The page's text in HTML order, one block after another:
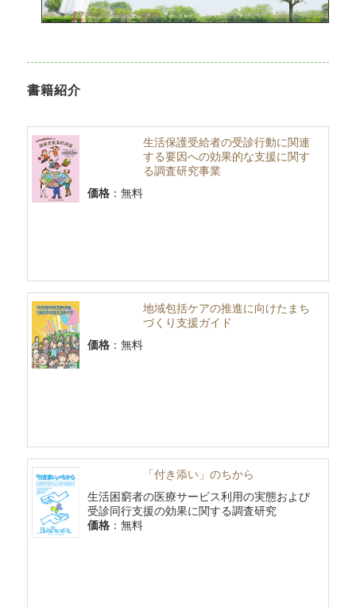
書籍紹介
生活保護受給者の受診行動に関連
する要因への効果的な支援に関す
る調査研究事業
価格 ：無料
地域包括ケアの推進に向けたまち
づくり支援ガイド
価格 ：無料
「付き添い」のちから
生活困窮者の医療サービス利用の実態および
受診同行支援の効果に関する調査研究
価格 ：無料